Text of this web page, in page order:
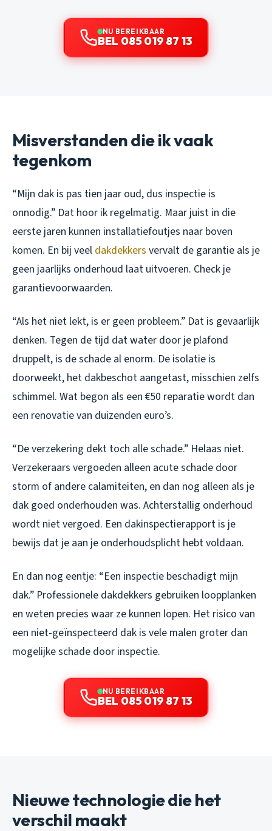
NU BEREIKBAAR
BEL 085 019 87 13
Misverstanden die ik vaak
tegenkom
“Mijn dak is pas tien jaar oud, dus inspectie is
onnodig.” Dat hoor ik regelmatig. Maar juist in die
eerste jaren kunnen installatiefoutjes naar boven
komen. En bij veel dakdekkers vervalt de garantie als je
geen jaarlijks onderhoud laat uitvoeren. Check je
garantievoorwaarden.
“Als het niet lekt, is er geen probleem.” Dat is gevaarlijk
denken. Tegen de tijd dat water door je plafond
druppelt, is de schade al enorm. De isolatie is
doorweekt, het dakbeschot aangetast, misschien zelfs
schimmel. Wat begon als een €50 reparatie wordt dan
een renovatie van duizenden euro’s.
“De verzekering dekt toch alle schade.” Helaas niet.
Verzekeraars vergoeden alleen acute schade door
storm of andere calamiteiten, en dan nog alleen als je
dak goed onderhouden was. Achterstallig onderhoud
wordt niet vergoed. Een dakinspectierapport is je
bewijs dat je aan je onderhoudsplicht hebt voldaan.
En dan nog eentje: “Een inspectie beschadigt mijn
dak.” Professionele dakdekkers gebruiken loopplanken
en weten precies waar ze kunnen lopen. Het risico van
een niet-geïnspecteerd dak is vele malen groter dan
mogelijke schade door inspectie.
NU BEREIKBAAR
BEL 085 019 87 13
Nieuwe technologie die het
verschil maakt